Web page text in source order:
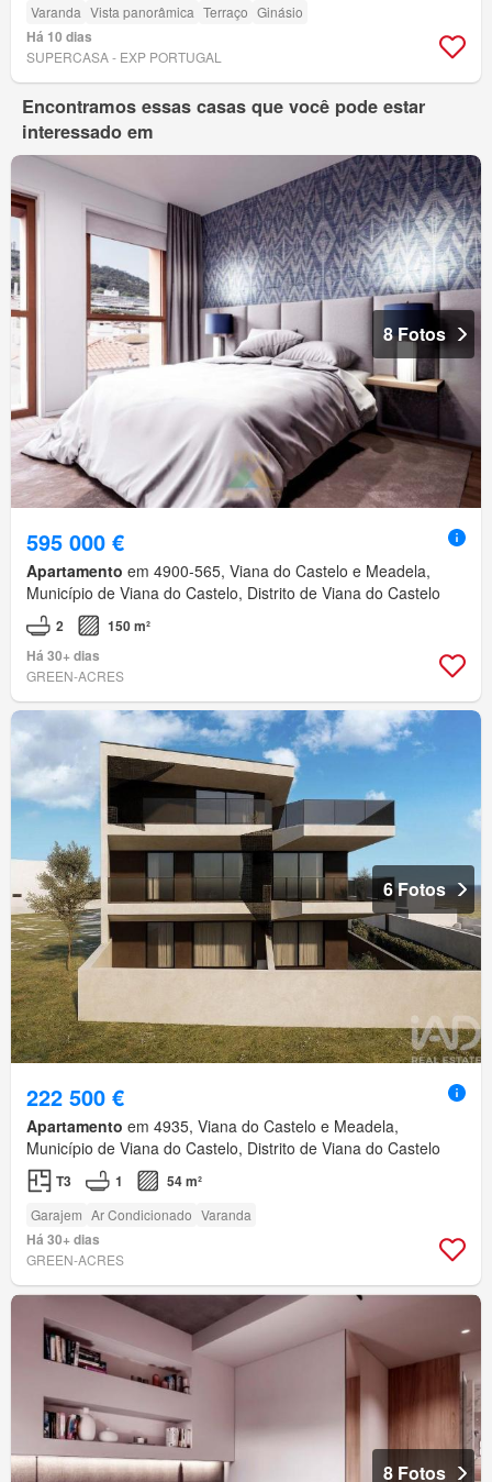
Varanda Vista panorâmica Terraço Ginásio
Há 10 dias
SUPERCASA - EXP PORTUGAL
Encontramos essas casas que você pode estar
interessado em
8 Fotos
595 000 €
Apartamento em 4900-565, Viana do Castelo e Meadela,
Município de Viana do Castelo, Distrito de Viana do Castelo
2
150 m²
Há 30+ dias
GREEN-ACRES
6 Fotos
222 500 €
Apartamento em 4935, Viana do Castelo e Meadela,
Município de Viana do Castelo, Distrito de Viana do Castelo
T3 1 54 m²
Garajem Ar Condicionado Varanda
Há 30+ dias
GREEN-ACRES
8 Fotos